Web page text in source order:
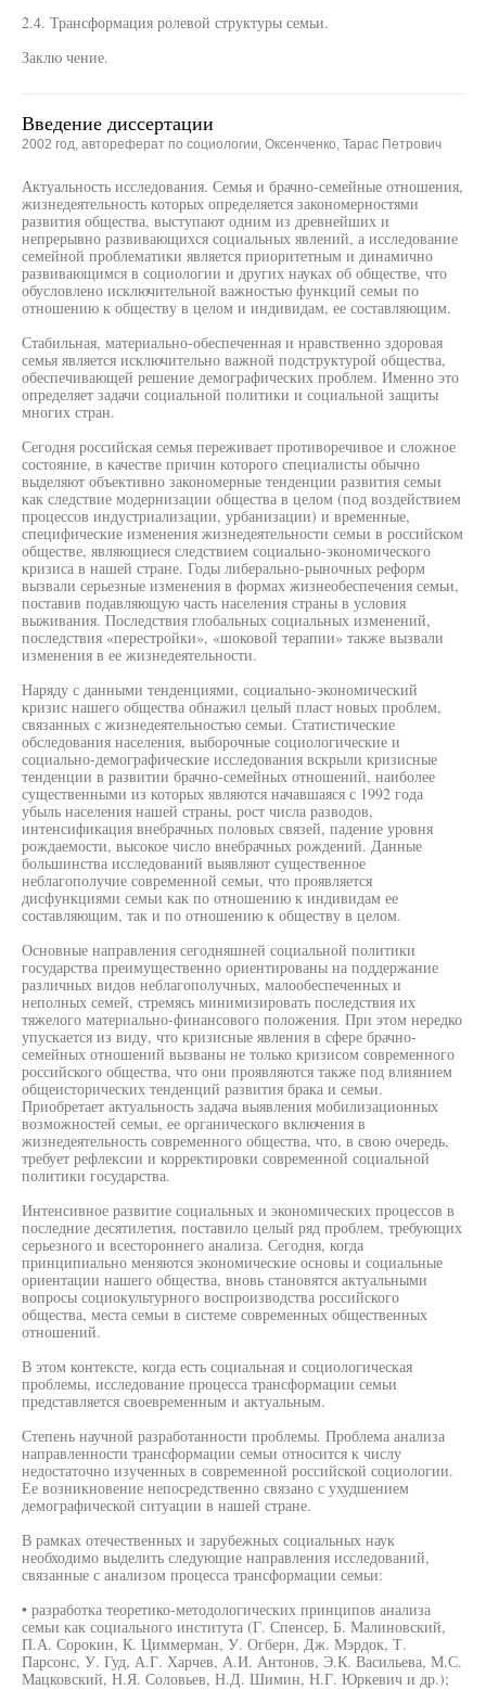
2.4. Трансформация ролевой структуры семьи.
Заклю чение.
Введение диссертации
2002 год, автореферат по социологии, Оксенченко, Тарас Петрович
Актуальность исследования. Семья и брачно-семейные отношения,
жизнедеятельность которых определяется закономерностями
развития общества, выступают одним из древнейших и
непрерывно развивающихся социальных явлений, а исследование
семейной проблематики является приоритетным и динамично
развивающимся в социологии и других науках об обществе, что
обусловлено исключительной важностью функций семьи по
отношению к обществу в целом и индивидам, ее составляющим.
Стабильная, материально-обеспеченная и нравственно здоровая
семья является исключительно важной подструктурой общества,
обеспечивающей решение демографических проблем. Именно это
определяет задачи социальной политики и социальной защиты
многих стран.
Сегодня российская семья переживает противоречивое и сложное
состояние, в качестве причин которого специалисты обычно
выделяют объективно закономерные тенденции развития семьи
как следствие модернизации общества в целом (под воздействием
процессов индустриализации, урбанизации) и временные,
специфические изменения жизнедеятельности семьи в российском
обществе, являющиеся следствием социально-экономического
кризиса в нашей стране. Годы либерально-рыночных реформ
вызвали серьезные изменения в формах жизнеобеспечения семьи,
поставив подавляющую часть населения страны в условия
выживания. Последствия глобальных социальных изменений,
последствия «перестройки», «шоковой терапии» также вызвали
изменения в ее жизнедеятельности.
Наряду с данными тенденциями, социально-экономический
кризис нашего общества обнажил целый пласт новых проблем,
связанных с жизнедеятельностью семьи. Статистические
обследования населения, выборочные социологические и
социально-демографические исследования вскрыли кризисные
тенденции в развитии брачно-семейных отношений, наиболее
существенными из которых являются начавшаяся с 1992 года
убыль населения нашей страны, рост числа разводов,
интенсификация внебрачных половых связей, падение уровня
рождаемости, высокое число внебрачных рождений. Данные
большинства исследований выявляют существенное
неблагополучие современной семьи, что проявляется
дисфункциями семьи как по отношению к индивидам ее
составляющим, так и по отношению к обществу в целом.
Основные направления сегодняшней социальной политики
государства преимущественно ориентированы на поддержание
различных видов неблагополучных, малообеспеченных и
неполных семей, стремясь минимизировать последствия их
тяжелого материально-финансового положения. При этом нередко
упускается из виду, что кризисные явления в сфере брачно-
семейных отношений вызваны не только кризисом современного
российского общества, что они проявляются также под влиянием
общеисторических тенденций развития брака и семьи.
Приобретает актуальность задача выявления мобилизационных
возможностей семьи, ее органического включения в
жизнедеятельность современного общества, что, в свою очередь,
требует рефлексии и корректировки современной социальной
политики государства.
Интенсивное развитие социальных и экономических процессов в
последние десятилетия, поставило целый ряд проблем, требующих
серьезного и всестороннего анализа. Сегодня, когда
принципиально меняются экономические основы и социальные
ориентации нашего общества, вновь становятся актуальными
вопросы социокультурного воспроизводства российского
общества, места семьи в системе современных общественных
отношений.
В этом контексте, когда есть социальная и социологическая
проблемы, исследование процесса трансформации семьи
представляется своевременным и актуальным.
Степень научной разработанности проблемы. Проблема анализа
направленности трансформации семьи относится к числу
недостаточно изученных в современной российской социологии.
Ее возникновение непосредственно связано с ухудшением
демографической ситуации в нашей стране.
В рамках отечественных и зарубежных социальных наук
необходимо выделить следующие направления исследований,
связанные с анализом процесса трансформации семьи:
• разработка теоретико-методологических принципов анализа
семьи как социального института (Г. Спенсер, Б. Малиновский,
П.А. Сорокин, К. Циммерман, У. Огберн, Дж. Мэрдок, Т.
Парсонс, У. Гуд, А.Г. Харчев, А.И. Антонов, Э.К. Васильева, М.С.
Мацковский, Н.Я. Соловьев, Н.Д. Шимин, Н.Г. Юркевич и др.);